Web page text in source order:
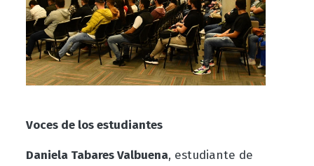
Voces de los estudiantes
Daniela Tabares Valbuena, estudiante de